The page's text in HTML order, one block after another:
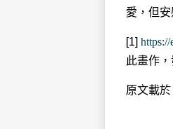
愛，但
[1]
此畫作
原文載